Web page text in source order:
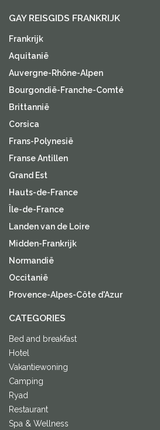
GAY REISGIDS FRANKRIJK
Frankrijk
Aquitanië
Auvergne-Rhône-Alpen
Bourgondië-Franche-Comté
Brittannië
Corsica
Frans-Polynesië
Franse Antillen
Grand Est
Hauts-de-France
Île-de-France
Landen van de Loire
Midden-Frankrijk
Normandië
Occitanië
Provence-Alpes-Côte d'Azur
CATEGORIES
Bed and breakfast
Hotel
Vakantiewoning
Camping
Ryad
Restaurant
Spa & Wellness